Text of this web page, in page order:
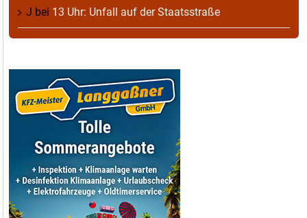
J bei 13 Uhr: Unfall auf der Staatsstraße